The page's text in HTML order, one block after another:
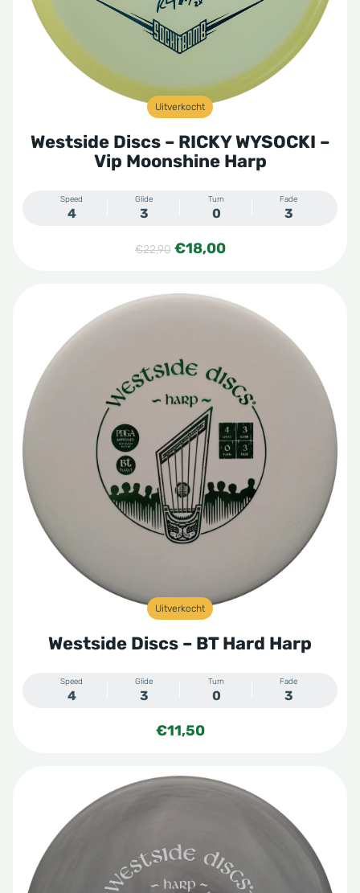
Uitverkocht
Westside Discs – RICKY WYSOCKI –
Vip Moonshine Harp
Speed
4
Glide
3
Turn
0
Fade
3
€22,90 Oorspronkelijke
was:
€18,00Huidige
is:
€18,00.
Uitverkocht
Westside Discs – BT Hard Harp
Speed
4
Glide
3
Turn
0
Fade
3
€11,50